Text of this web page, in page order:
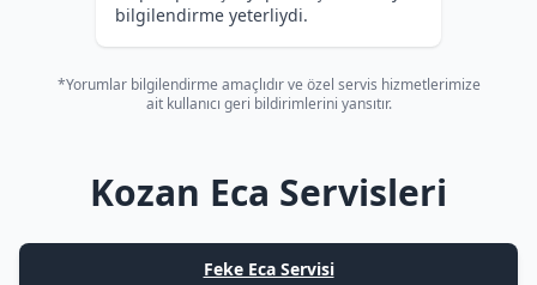
bilgilendirme yeterliydi.
*Yorumlar bilgilendirme amaçlıdır ve özel servis hizmetlerimize
ait kullanıcı geri bildirimlerini yansıtır.
Kozan Eca Servisleri
Feke Eca Servisi